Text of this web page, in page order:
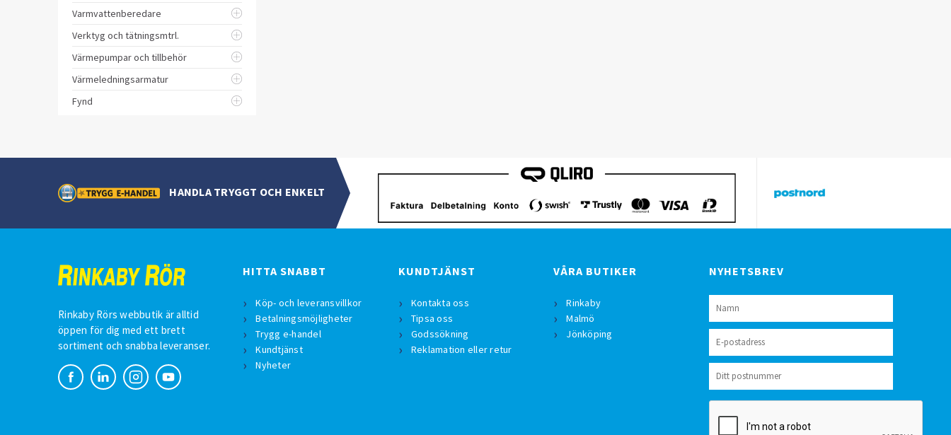
Varmvattenberedare
Verktyg och tätningsmtrl.
Värmepumpar och tillbehör
Värmeledningsarmatur
Fynd
HANDLA TRYGGT OCH ENKELT
Rinkaby Rörs webbutik är alltid
öppen för dig med ett brett
sortiment och snabba leveranser.
HITTA SNABBT
Köp- och leveransvillkor
Betalningsmöjligheter
Trygg e-handel
Kundtjänst
Nyheter
KUNDTJÄNST
Kontakta oss
Tipsa oss
Godssökning
Reklamation eller retur
VÅRA BUTIKER
Rinkaby
Malmö
Jönköping
NYHETSBREV